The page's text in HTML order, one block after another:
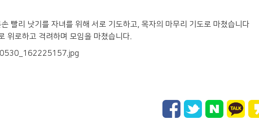
빨리 낫기를 자녀를 위해 서로 기도하고, 목자의 마무리 기도로 마쳤습니다
위로하고 격려하며 모임을 마쳤습니다.